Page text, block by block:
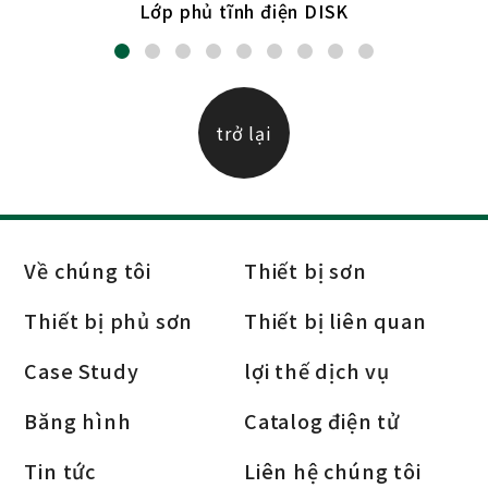
Lớp phủ tĩnh điện DISK
trở lại
Về chúng tôi
Thiết bị sơn
Thiết bị phủ sơn
Thiết bị liên quan
Case Study
lợi thế dịch vụ
Băng hình
Catalog điện tử
Tin tức
Liên hệ chúng tôi